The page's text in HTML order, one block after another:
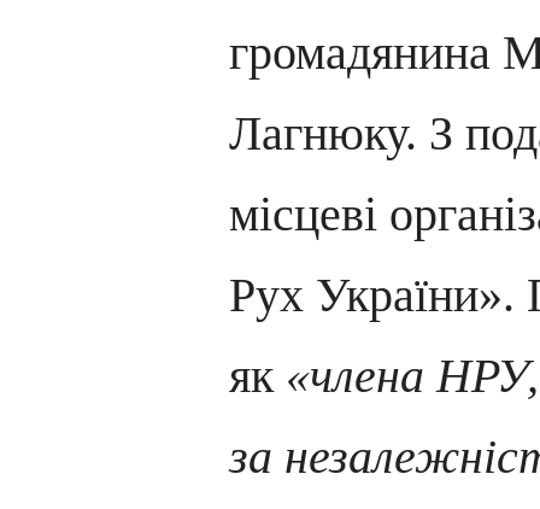
громадянина
Лагнюку. З
місцеві
Рух України».
як «члена
за